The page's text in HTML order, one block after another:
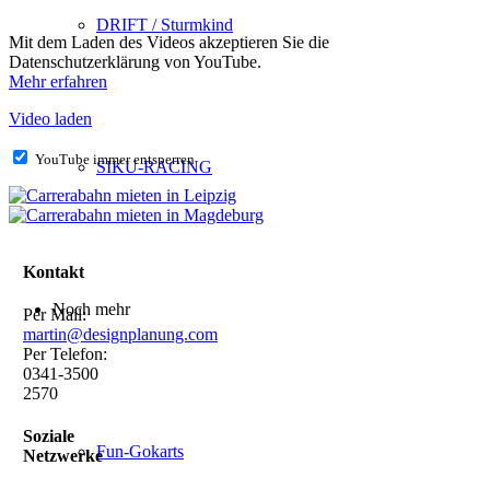
DRIFT / Sturmkind
SIKU-RACING
Noch mehr
Fun-Gokarts
Mit dem Laden des Videos akzeptieren Sie die
Datenschutzerklärung von YouTube.
Mehr erfahren
Video laden
YouTube immer entsperren
Kontakt
Per Mail:
martin@designplanung.com
Per Telefon:
0341-3500
2570
Soziale
Netzwerke